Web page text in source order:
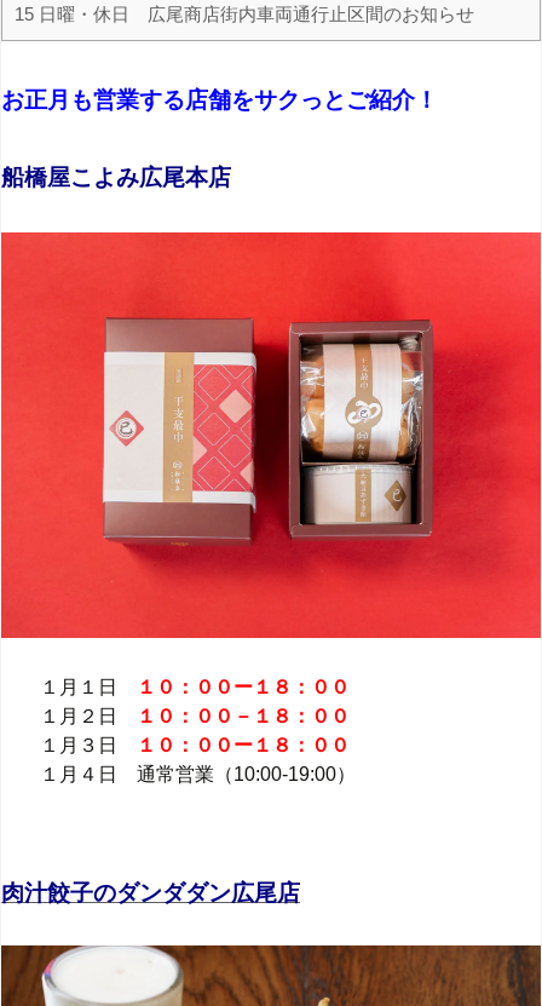
15 日曜・休日 広尾商店街内車両通行止区間のお知らせ
お正月も営業する店舗をサクっとご紹介！
船橋屋こよみ広尾本店
１月１日
１０：００ー１８：００
１月２日
１０：００－１８：００
１月３日
１０：００ー１８：００
１月４日 通常営業（10:00-19:00）
肉汁餃子のダンダダン広尾店